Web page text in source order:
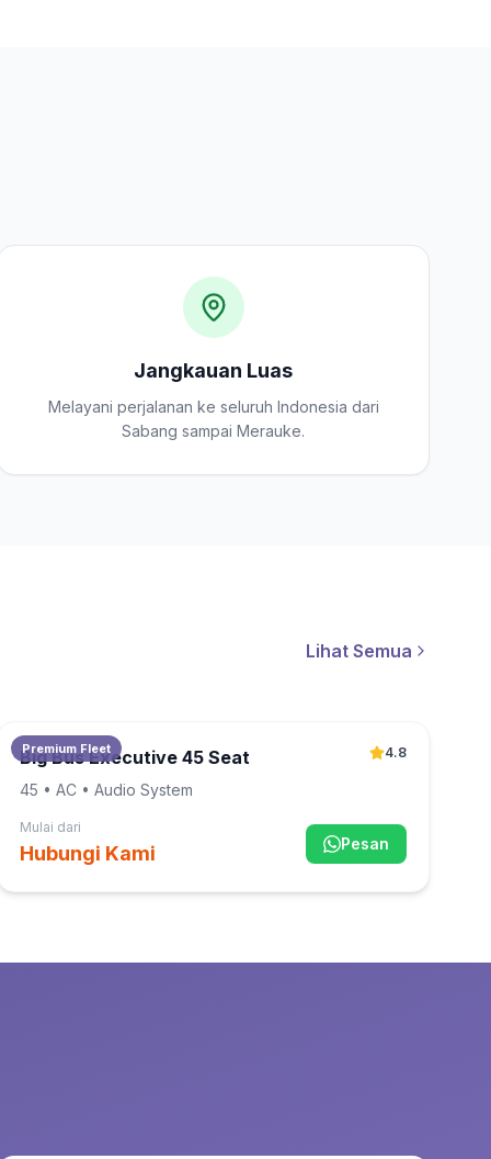
Jangkauan Luas
Melayani perjalanan ke seluruh Indonesia dari
Sabang sampai Merauke.
Lihat Semua
Premium Fleet
Big Bus Executive 45 Seat 4.8
45 • AC • Audio System
Mulai dari
Hubungi Kami Pesan